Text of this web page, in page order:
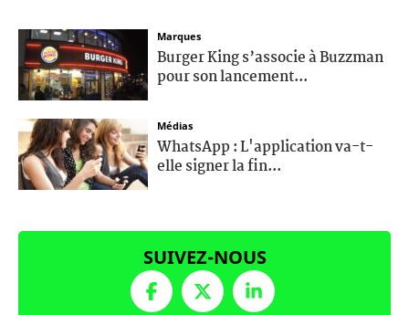
Marques
Burger King s’associe à Buzzman
pour son lancement...
Médias
WhatsApp : L'application va-t-
elle signer la fin...
SUIVEZ-NOUS